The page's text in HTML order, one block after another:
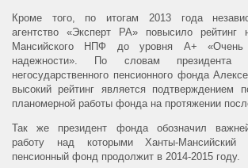
Кроме того, по итогам 2013 года
агентство «Эксперт РА» повысило рейтинг
Мансийского НПФ до уровня А+ «Очень
надежности». По словам президента
негосударственного пенсионного фонда
высокий рейтинг является подтверждением
планомерной работы фонда на протяжении
Так же президент фонда обозначил
работу над которыми Ханты-Мансийский
пенсионный фонд продолжит в 2014-2015 году.